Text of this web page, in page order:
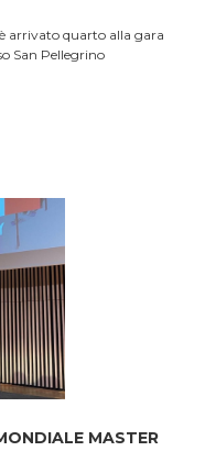
arrivato quarto alla gara
San Pellegrino
MASTER